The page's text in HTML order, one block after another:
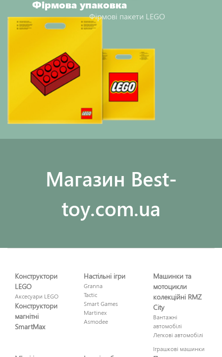
Фірмова упаковка
Фірмові пакети LEGO
Maгазин Best-
toy.com.ua
Конструктори
LEGO
Аксесуари LEGO
Конструктори
магнітні
SmartMax
Настільні ігри
Granna
Tactic
Smart Games
Martinex
Asmodee
Машинки та
мотоцикли
колекційні RMZ
City
Вантажні
автомобілі
Легкові автомобілі
Іграшкові машинки